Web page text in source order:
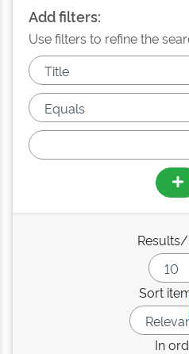
Add filters:
Use filters to refine the
Sort
In